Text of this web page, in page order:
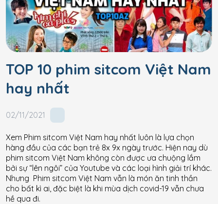
TOP 10 phim sitcom Việt Nam
hay nhất
02/11/2021
Xem Phim sitcom Việt Nam hay nhất luôn là lựa chọn
hàng đầu của các bạn trẻ 8x 9x ngày trước. Hiện nay dù
phim sitcom Việt Nam không còn được ưa chuộng lắm
bởi sự “lên ngôi” của Youtube và các loại hình giải trí khác.
Nhưng Phim sitcom Việt Nam vẫn là món ăn tinh thần
cho bất kì ai, đặc biệt là khi mùa dịch covid-19 vẫn chưa
hề qua đi.